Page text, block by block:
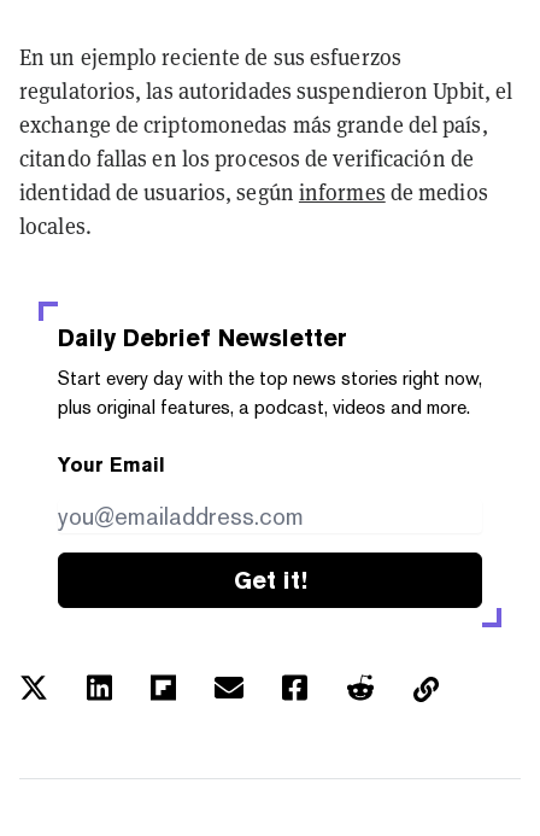
En un ejemplo reciente de sus esfuerzos
regulatorios, las autoridades suspendieron Upbit, el
exchange de criptomonedas más grande del país,
citando fallas en los procesos de verificación de
identidad de usuarios, según informes de medios
locales.
Daily Debrief Newsletter
Start every day with the top news stories right now,
plus original features, a podcast, videos and more.
Your Email
Get it!